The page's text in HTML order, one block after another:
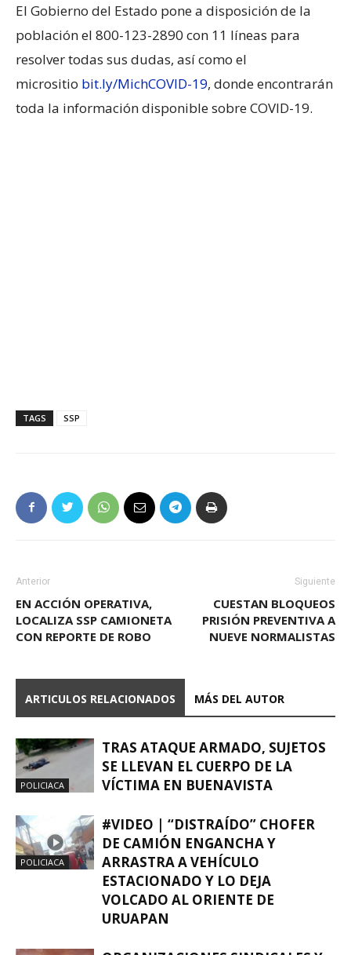
El Gobierno del Estado pone a disposición de la
población el 800-123-2890 con 11 líneas para
resolver todas sus dudas, así como el
micrositio bit.ly/MichCOVID-19, donde encontrarán
toda la información disponible sobre COVID-19.
TAGS SSP
Anterior
EN ACCIÓN OPERATIVA,
LOCALIZA SSP CAMIONETA
CON REPORTE DE ROBO
Siguiente
CUESTAN BLOQUEOS
PRISIÓN PREVENTIVA A
NUEVE NORMALISTAS
ARTICULOS RELACIONADOS MÁS DEL AUTOR
POLICIACA
TRAS ATAQUE ARMADO, SUJETOS
SE LLEVAN EL CUERPO DE LA
VÍCTIMA EN BUENAVISTA
POLICIACA
#VIDEO | “DISTRAÍDO” CHOFER
DE CAMIÓN ENGANCHA Y
ARRASTRA A VEHÍCULO
ESTACIONADO Y LO DEJA
VOLCADO AL ORIENTE DE
URUAPAN